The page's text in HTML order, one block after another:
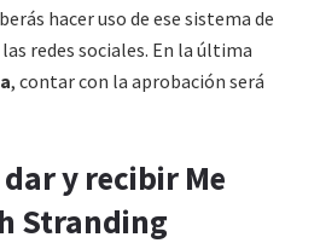
hacer uso de ese sistema de
redes sociales. En la última
, contar con la aprobación será
y recibir Me
Stranding